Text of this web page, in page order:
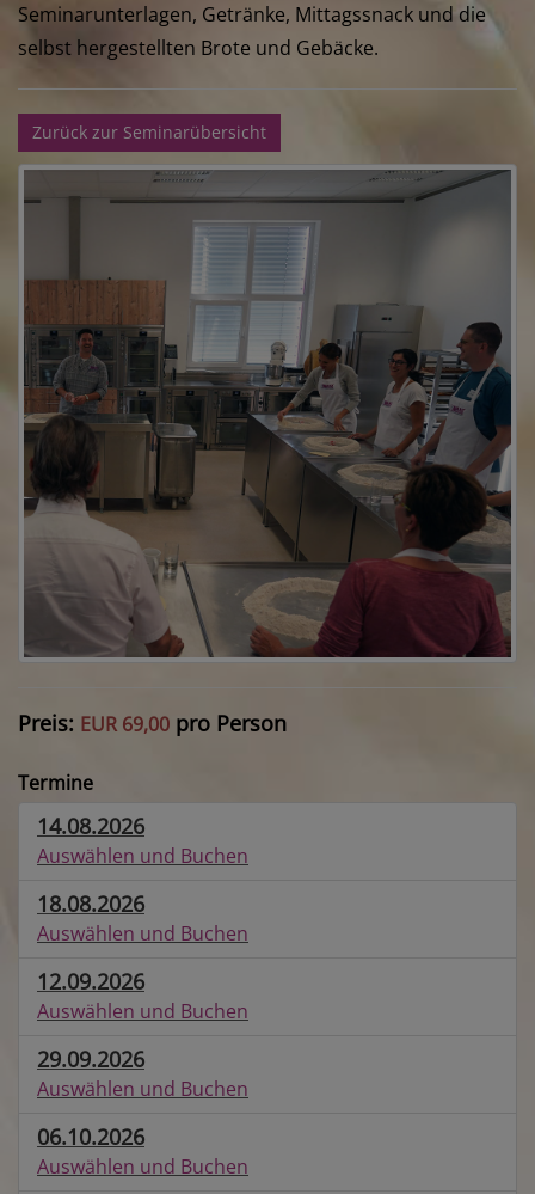
Seminarunterlagen, Getränke, Mittagssnack und die
selbst hergestellten Brote und Gebäcke.
Zurück zur Seminarübersicht
Preis: EUR 69,00 pro Person
Termine
14.08.2026
Auswählen und Buchen
18.08.2026
Auswählen und Buchen
12.09.2026
Auswählen und Buchen
29.09.2026
Auswählen und Buchen
06.10.2026
Auswählen und Buchen